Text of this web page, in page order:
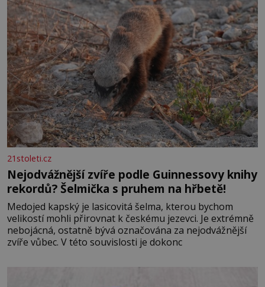
21stoleti.cz
Nejodvážnější zvíře podle Guinnessovy knihy
rekordů? Šelmička s pruhem na hřbetě!
Medojed kapský je lasicovitá šelma, kterou bychom
velikostí mohli přirovnat k českému jezevci. Je extrémně
nebojácná, ostatně bývá označována za nejodvážnější
zvíře vůbec. V této souvislosti je dokonc